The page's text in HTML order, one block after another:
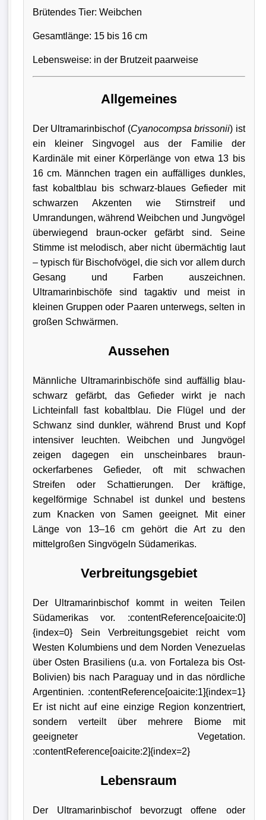
Brütendes Tier: Weibchen
Gesamtlänge: 15 bis 16 cm
Lebensweise: in der Brutzeit paarweise
Allgemeines
Der Ultramarinbischof (Cyanocompsa brissonii) ist
ein kleiner Singvogel aus der Familie der
Kardinäle mit einer Körperlänge von etwa 13 bis
16 cm. Männchen tragen ein auffälliges dunkles,
fast kobaltblau bis schwarz-blaues Gefieder mit
schwarzen Akzenten wie Stirnstreif und
Umrandungen, während Weibchen und Jungvögel
überwiegend braun-ocker gefärbt sind. Seine
Stimme ist melodisch, aber nicht übermächtig laut
– typisch für Bischofvögel, die sich vor allem durch
Gesang und Farben auszeichnen.
Ultramarinbischöfe sind tagaktiv und meist in
kleinen Gruppen oder Paaren unterwegs, selten in
großen Schwärmen.
Aussehen
Männliche Ultramarinbischöfe sind auffällig blau-
schwarz gefärbt, das Gefieder wirkt je nach
Lichteinfall fast kobaltblau. Die Flügel und der
Schwanz sind dunkler, während Brust und Kopf
intensiver leuchten. Weibchen und Jungvögel
zeigen dagegen ein unscheinbares braun-
ockerfarbenes Gefieder, oft mit schwachen
Streifen oder Schattierungen. Der kräftige,
kegelförmige Schnabel ist dunkel und bestens
zum Knacken von Samen geeignet. Mit einer
Länge von 13–16 cm gehört die Art zu den
mittelgroßen Singvögeln Südamerikas.
Verbreitungsgebiet
Der Ultramarinbischof kommt in weiten Teilen
Südamerikas vor. :contentReference[oaicite:0]
{index=0} Sein Verbreitungsgebiet reicht vom
Westen Kolumbiens und dem Norden Venezuelas
über Osten Brasiliens (u.a. von Fortaleza bis Ost-
Bolivien) bis nach Paraguay und in das nördliche
Argentinien. :contentReference[oaicite:1]{index=1}
Er ist nicht auf eine einzige Region konzentriert,
sondern verteilt über mehrere Biome mit
geeigneter Vegetation.
:contentReference[oaicite:2]{index=2}
Lebensraum
Der Ultramarinbischof bevorzugt offene oder